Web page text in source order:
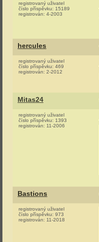
registrovaný uživatel
číslo příspěvku: 15189
registrován: 4-2003
hercules
registrovaný uživatel
číslo příspěvku: 469
registrován: 2-2012
Mitas24
registrovaný uživatel
číslo příspěvku: 1393
registrován: 11-2006
Bastions
registrovaný uživatel
číslo příspěvku: 973
registrován: 11-2018